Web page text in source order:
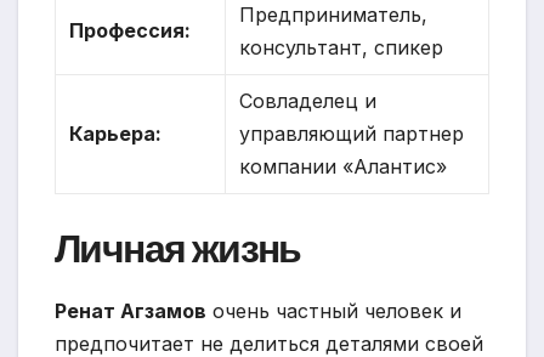
Профессия:
Предприниматель,
консультант, спикер
Карьера:
Совладелец и
управляющий партнер
компании «Алантис»
Личная жизнь
Ренат Агзамов очень частный человек и
предпочитает не делиться деталями своей